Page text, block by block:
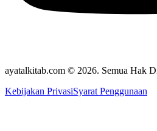
ayatalkitab.com © 2026. Semua Hak
Kebijakan PrivasiSyarat Penggunaan